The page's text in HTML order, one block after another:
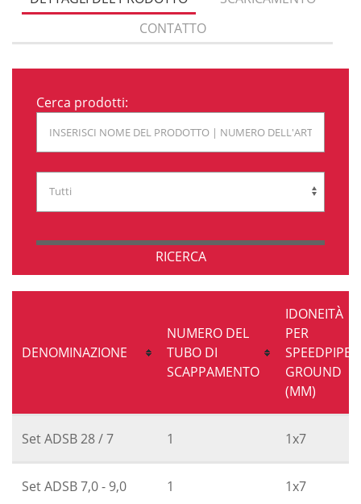
CONTATTO
Cerca prodotti:
RICERCA
DENOMINAZIONE
NUMERO DEL
TUBO DI
SCAPPAMENTO
IDONEITÀ
PER
SPEEDPIPE
GROUND
(MM)
Set ADSB 28 / 7 1 1x7
Set ADSB 7,0 - 9,0 1 1x7